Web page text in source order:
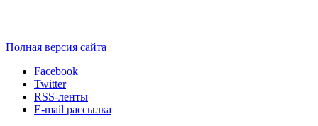
Полная версия сайта
Facebook
Twitter
RSS-ленты
E-mail рассылка